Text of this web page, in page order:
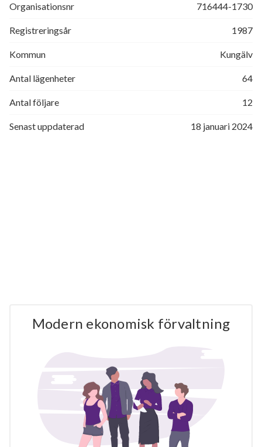
Organisationsnr 716444-1730
Registreringsår 1987
Kommun Kungälv
Antal lägenheter 64
Antal följare 12
Senast uppdaterad 18 januari 2024
Modern ekonomisk förvaltning